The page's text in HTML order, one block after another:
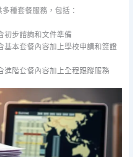
種套餐服務，包括：
初步諮詢和文件準備
基本套餐內容加上學校申請和簽證
進階套餐內容加上全程跟蹤服務